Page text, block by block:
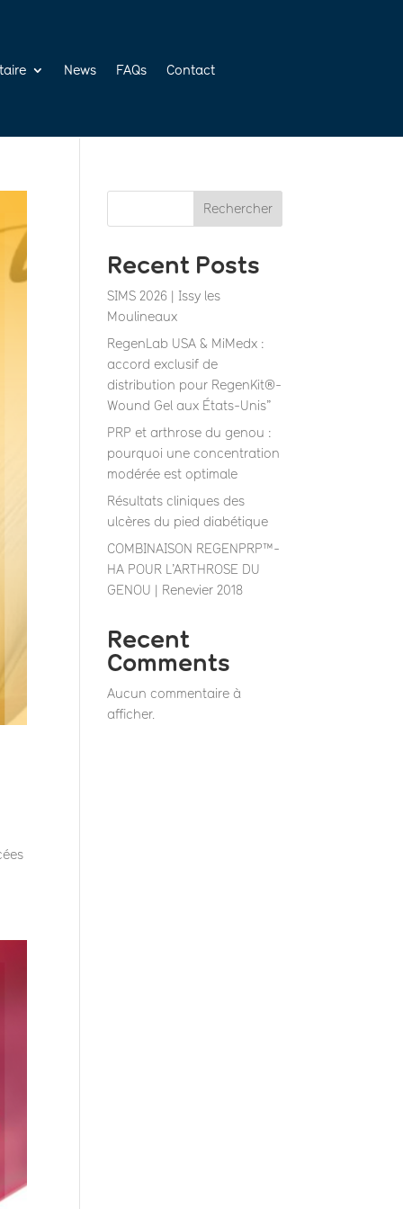
News FAQs Contact
Rechercher
Recent Posts
SIMS 2026 | Issy les
Moulineaux
RegenLab USA & MiMedx :
accord exclusif de
distribution pour RegenKit®-
Wound Gel aux États-Unis”
PRP et arthrose du genou :
pourquoi une concentration
modérée est optimale
Résultats cliniques des
ulcères du pied diabétique
COMBINAISON REGENPRP™-
HA POUR L’ARTHROSE DU
GENOU | Renevier 2018
Recent
Comments
Aucun commentaire à
afficher.